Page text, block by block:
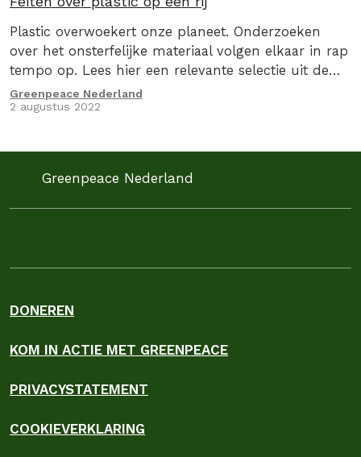
Plastic overwoekert onze planeet. Onderzoeken
over het onsterfelijke materiaal volgen elkaar in rap
tempo op. Lees hier een relevante selectie uit de
wildgroei van plastic-feiten.
Greenpeace Nederland
2 augustus 2022
Greenpeace Nederland
DONEREN
KOM IN ACTIE MET GREENPEACE
PRIVACYSTATEMENT
COOKIEVERKLARING